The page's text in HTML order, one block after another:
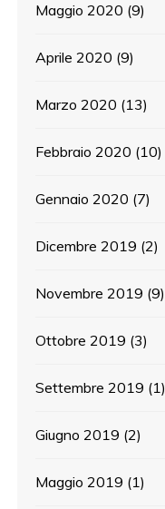
Maggio 2020 (9)
Aprile 2020 (9)
Marzo 2020 (13)
Febbraio 2020 (10)
Gennaio 2020 (7)
Dicembre 2019 (2)
Novembre 2019 (9)
Ottobre 2019 (3)
Settembre 2019 (1)
Giugno 2019 (2)
Maggio 2019 (1)